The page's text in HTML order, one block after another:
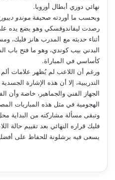
نهائي دوري أبطال أوروبا.
وبحسب ما أوردته صحيفة موندو
رصدت ليفاندوفسكي وهو يضع يده
أثناء حديثه مع المدرب هانز
البدني بيب كوندي، وهو ما فتح باب
كأساسي في المباراة.
ورغم أن اللاعب لم يُظهر علامات
التدريبية، إلا أن هذه الإشارة
الجهاز الفني والجماهير، خاصة وأن
الهجومية في مثل هذه المباريات
وتبقى مسألة مشاركته من البداية
فليك قراره النهائي بعد تقييم حالة
يسعى فيه برشلونة للحفاظ على